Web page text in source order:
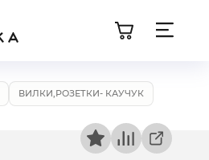
ВИЛКИ,РОЗЕТКИ- КАУЧУК